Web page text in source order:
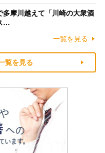
多摩川越えて「川崎の大衆酒
…
一覧を見る
覧を見る